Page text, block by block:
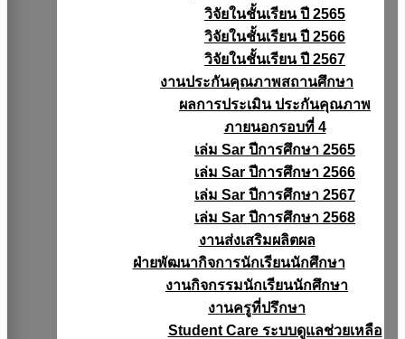
วิจัยในชั้นเรียน ปี 2565
วิจัยในชั้นเรียน ปี 2566
วิจัยในชั้นเรียน ปี 2567
งานประกันคุณภาพสถานศึกษา
ผลการประเมิน ประกันคุณภาพ
ภายนอกรอบที่ 4
เล่ม Sar ปีการศึกษา 2565
เล่ม Sar ปีการศึกษา 2566
เล่ม Sar ปีการศึกษา 2567
เล่ม Sar ปีการศึกษา 2568
งานส่งเสริมผลิตผล
ฝ่ายพัฒนากิจการนักเรียนนักศึกษา
งานกิจกรรมนักเรียนนักศึกษา
งานครูที่ปรึกษา
Student Care ระบบดูแลช่วยเหลือ